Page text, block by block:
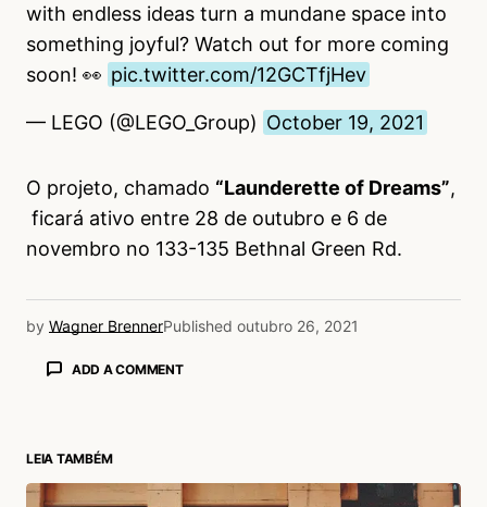
with endless ideas turn a mundane space into
something joyful? Watch out for more coming
soon! 👀 pic.twitter.com/12GCTfjHev
— LEGO (@LEGO_Group) October 19, 2021
O projeto, chamado “Launderette of Dreams”,
ficará ativo entre 28 de outubro e 6 de
novembro no 133-135 Bethnal Green Rd.
by Wagner BrennerPublished outubro 26, 2021
ADD A COMMENT
LEIA TAMBÉM